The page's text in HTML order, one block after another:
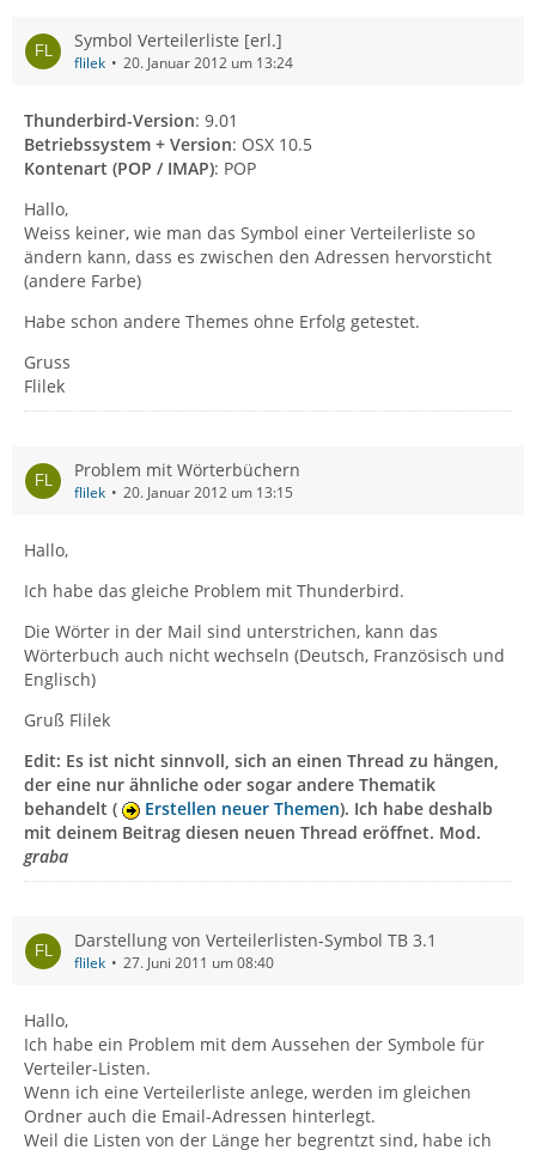
Symbol Verteilerliste [erl.]
flilek 20. Januar 2012 um 13:24
Thunderbird-Version: 9.01
Betriebssystem + Version: OSX 10.5
Kontenart (POP / IMAP): POP
Hallo,
Weiss keiner, wie man das Symbol einer Verteilerliste so
ändern kann, dass es zwischen den Adressen hervorsticht
(andere Farbe)
Habe schon andere Themes ohne Erfolg getestet.
Gruss
Flilek
Problem mit Wörterbüchern
flilek 20. Januar 2012 um 13:15
Hallo,
Ich habe das gleiche Problem mit Thunderbird.
Die Wörter in der Mail sind unterstrichen, kann das
Wörterbuch auch nicht wechseln (Deutsch, Französisch und
Englisch)
Gruß Flilek
Edit: Es ist nicht sinnvoll, sich an einen Thread zu hängen,
der eine nur ähnliche oder sogar andere Thematik
behandelt (
Erstellen neuer Themen). Ich habe deshalb
mit deinem Beitrag diesen neuen Thread eröffnet. Mod.
graba
Darstellung von Verteilerlisten-Symbol TB 3.1
flilek 27. Juni 2011 um 08:40
Hallo,
Ich habe ein Problem mit dem Aussehen der Symbole für
Verteiler-Listen.
Wenn ich eine Verteilerliste anlege, werden im gleichen
Ordner auch die Email-Adressen hinterlegt.
Weil die Listen von der Länge her begrentzt sind, habe ich